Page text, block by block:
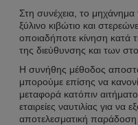
Στη συνέχεια, το μηχάνημα
ξύλινο κιβώτιο και
οποιαδήποτε κίνηση κατά
της διεύθυνσης και των
Η συνήθης μέθοδος
μπορούμε επίσης να
μεταφορά κατόπιν
εταιρείες ναυτιλίας για να
αποτελεσματική